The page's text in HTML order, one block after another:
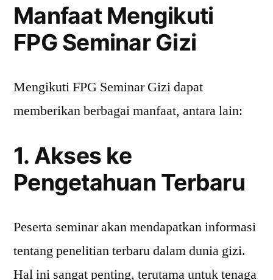
Manfaat Mengikuti
FPG Seminar Gizi
Mengikuti FPG Seminar Gizi dapat
memberikan berbagai manfaat, antara lain:
1. Akses ke
Pengetahuan Terbaru
Peserta seminar akan mendapatkan informasi
tentang penelitian terbaru dalam dunia gizi.
Hal ini sangat penting, terutama untuk tenaga